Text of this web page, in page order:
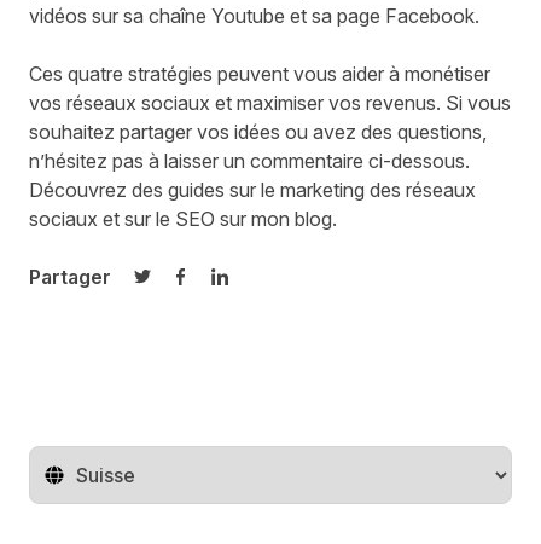
vidéos sur sa chaîne Youtube et sa page Facebook.
Ces quatre stratégies peuvent vous aider à monétiser
vos réseaux sociaux et maximiser vos revenus. Si vous
souhaitez partager vos idées ou avez des questions,
n’hésitez pas à laisser un commentaire ci-dessous.
Découvrez des guides sur le marketing des réseaux
sociaux et sur le SEO sur mon blog.
Partager
Partager sur Twitter
Partager sur Facebook
Partager sur LinkedIn
Changer de pays